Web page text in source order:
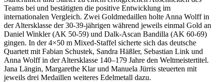
Teams bei und bestätigten die positive Entwicklung im
internationalen Vergleich. Zwei Goldmedaillen holte Anna Wolff in
der Altersklasse der 30-39-jährigen während jeweils einmal Gold an
Daniel Winkler (AK 50-59) und Dalk-Ascan Bandilla (AK 60-69)
gingen. In der 4×50 m Mixed-Staffel sicherte sich das deutsche
Quartett mit Fabian Schustek, Sandra Häßler, Sebastian Link und
Anna Wolff in der Altersklasse 140–179 Jahre den Weltmeistertitel.
Jana Längin, Margarethe Klar und Manuela Jürris steuerten mit
jeweils drei Medaillen weiteres Edelmetall dazu.